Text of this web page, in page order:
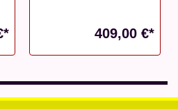
409,00 €*